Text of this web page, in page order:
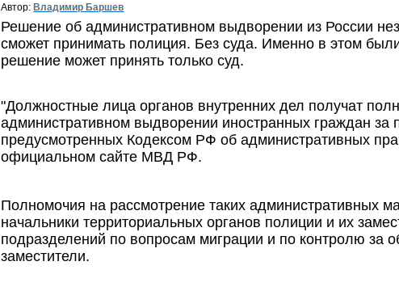
Автор:Владимир Баршев
Решение об административном выдворении из России
сможет принимать полиция. Без суда. Именно в этом
решение может принять только суд.
"Должностные лица органов внутренних дел получат
административном выдворении иностранных граждан за
предусмотренных Кодексом РФ об административных
официальном сайте МВД РФ.
Полномочия на рассмотрение таких административных
начальники территориальных органов полиции и их
подразделений по вопросам миграции и по контролю за
заместители.